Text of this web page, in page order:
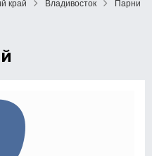
край Владивосток
Парни